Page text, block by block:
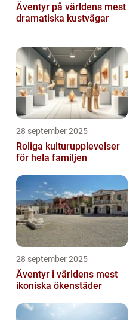
Äventyr på världens mest
dramatiska kustvägar
28 september 2025
Roliga kulturupplevelser
för hela familjen
28 september 2025
Äventyr i världens mest
ikoniska ökenstäder